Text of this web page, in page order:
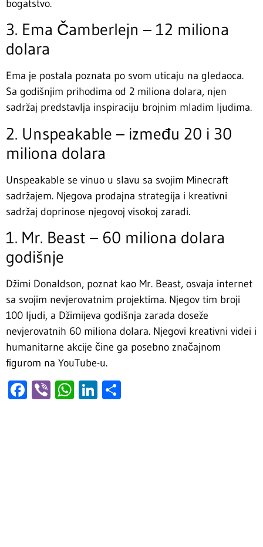
bogatstvo.
3. Ema Čamberlejn – 12 miliona
dolara
Ema je postala poznata po svom uticaju na gledaoca.
Sa godišnjim prihodima od 2 miliona dolara, njen
sadržaj predstavlja inspiraciju brojnim mladim ljudima.
2. Unspeakable – između 20 i 30
miliona dolara
Unspeakable se vinuo u slavu sa svojim Minecraft
sadržajem. Njegova prodajna strategija i kreativni
sadržaj doprinose njegovoj visokoj zaradi.
1. Mr. Beast – 60 miliona dolara
godišnje
Džimi Donaldson, poznat kao Mr. Beast, osvaja internet
sa svojim nevjerovatnim projektima. Njegov tim broji
100 ljudi, a Džimijeva godišnja zarada doseže
nevjerovatnih 60 miliona dolara. Njegovi kreativni videi i
humanitarne akcije čine ga posebno značajnom
figurom na YouTube-u.
Facebook
ViberWhatsApp
LinkedIn